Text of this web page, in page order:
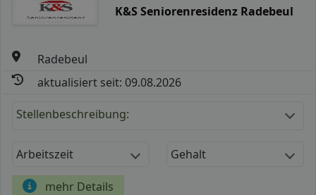
K&S Seniorenresidenz Radebeul
Radebeul
aktualisiert seit: 09.08.2026
Stellenbeschreibung:
Arbeitszeit Gehalt
mehr Details